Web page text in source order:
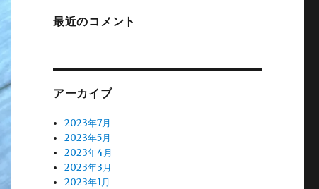
最近のコメント
アーカイブ
2023年7月
2023年5月
2023年4月
2023年3月
2023年1月